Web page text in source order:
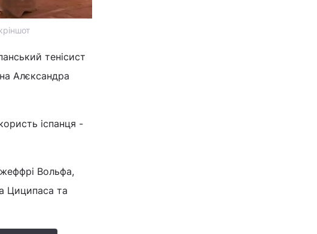
тенісист
Алєксандра
іспанця -
Вольфа,
Циципаса та